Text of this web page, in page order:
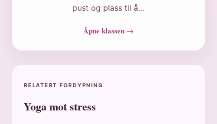
pust og plass til å…
Åpne klassen →
RELATERT FORDYPNING
Yoga mot stress